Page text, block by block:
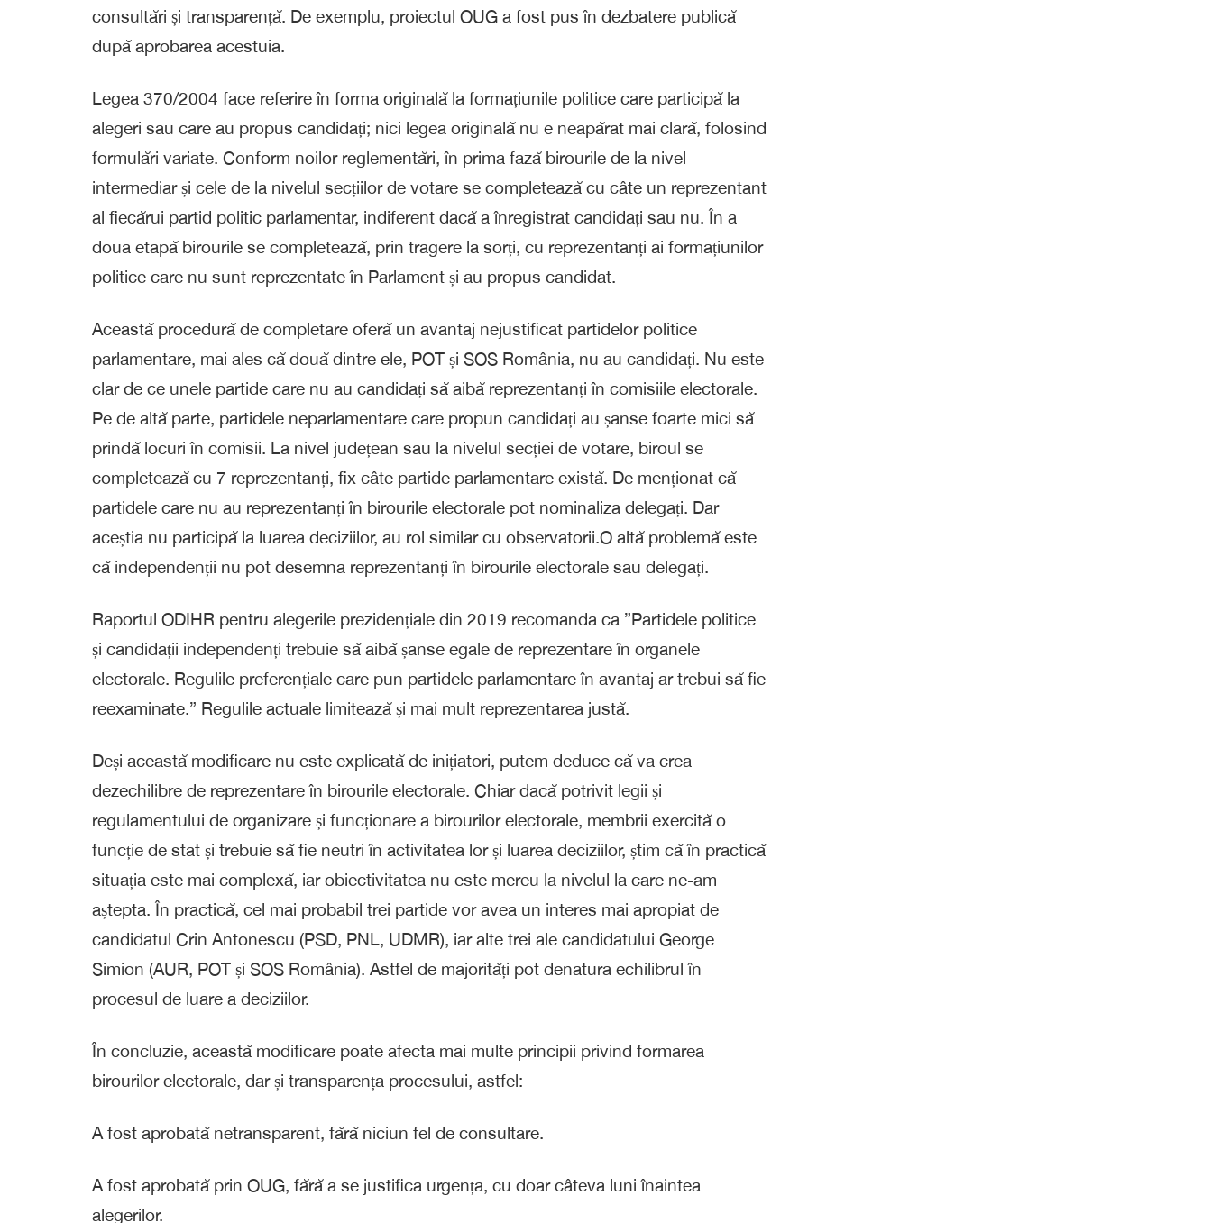
consultări și transparență. De exemplu, proiectul OUG a fost pus în dezbatere publică
după aprobarea acestuia.
Legea 370/2004 face referire în forma originală la formațiunile politice care participă la
alegeri sau care au propus candidați; nici legea originală nu e neapărat mai clară, folosind
formulări variate. Conform noilor reglementări, în prima fază birourile de la nivel
intermediar și cele de la nivelul secțiilor de votare se completează cu câte un reprezentant
al fiecărui partid politic parlamentar, indiferent dacă a înregistrat candidați sau nu. În a
doua etapă birourile se completează, prin tragere la sorți, cu reprezentanți ai formațiunilor
politice care nu sunt reprezentate în Parlament și au propus candidat.
Această procedură de completare oferă un avantaj nejustificat partidelor politice
parlamentare, mai ales că două dintre ele, POT și SOS România, nu au candidați. Nu este
clar de ce unele partide care nu au candidați să aibă reprezentanți în comisiile electorale.
Pe de altă parte, partidele neparlamentare care propun candidați au șanse foarte mici să
prindă locuri în comisii. La nivel județean sau la nivelul secției de votare, biroul se
completează cu 7 reprezentanți, fix câte partide parlamentare există. De menționat că
partidele care nu au reprezentanți în birourile electorale pot nominaliza delegați. Dar
aceștia nu participă la luarea deciziilor, au rol similar cu observatorii.O altă problemă este
că independenții nu pot desemna reprezentanți în birourile electorale sau delegați.
Raportul ODIHR pentru alegerile prezidențiale din 2019 recomanda ca ”Partidele politice
și candidații independenți trebuie să aibă șanse egale de reprezentare în organele
electorale. Regulile preferențiale care pun partidele parlamentare în avantaj ar trebui să fie
reexaminate.” Regulile actuale limitează și mai mult reprezentarea justă.
Deși această modificare nu este explicată de inițiatori, putem deduce că va crea
dezechilibre de reprezentare în birourile electorale. Chiar dacă potrivit legii și
regulamentului de organizare și funcționare a birourilor electorale, membrii exercită o
funcție de stat și trebuie să fie neutri în activitatea lor și luarea deciziilor, știm că în practică
situația este mai complexă, iar obiectivitatea nu este mereu la nivelul la care ne-am
aștepta. În practică, cel mai probabil trei partide vor avea un interes mai apropiat de
candidatul Crin Antonescu (PSD, PNL, UDMR), iar alte trei ale candidatului George
Simion (AUR, POT și SOS România). Astfel de majorități pot denatura echilibrul în
procesul de luare a deciziilor.
În concluzie, această modificare poate afecta mai multe principii privind formarea
birourilor electorale, dar și transparența procesului, astfel:
A fost aprobată netransparent, fără niciun fel de consultare.
A fost aprobată prin OUG, fără a se justifica urgența, cu doar câteva luni înaintea
alegerilor.